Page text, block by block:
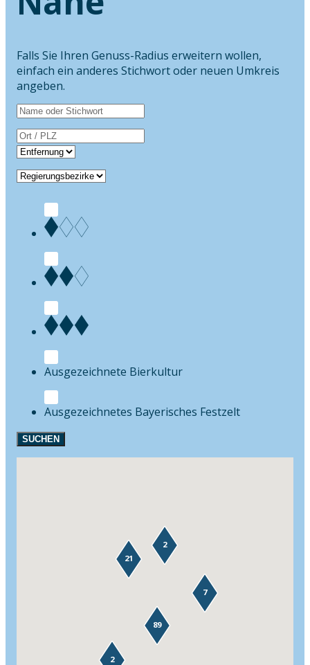
Falls Sie Ihren Genuss-Radius erweitern wollen,
einfach ein anderes Stichwort oder neuen Umkreis
angeben.
Bierkultur
Festzelt
SUCHEN
89
7
21
2
2